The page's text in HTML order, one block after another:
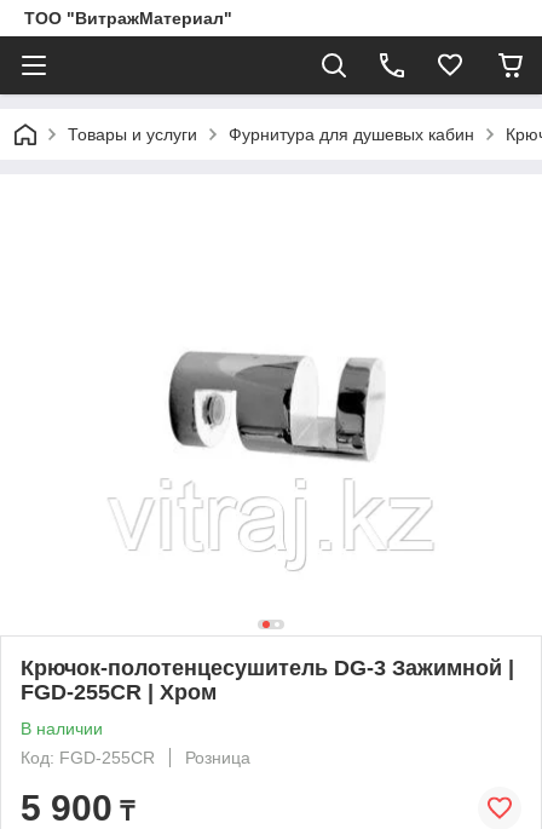
ТОО "ВитражМатериал"
Товары и услуги Фурнитура для душевых кабин
Крючок-полотенцесушитель DG-3 Зажимной |
FGD-255CR | Хром
В наличии
Код: FGD-255CR
Розница
5 900 ₸